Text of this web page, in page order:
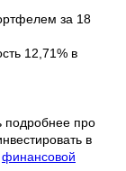
за 18
12,71% в
подробнее про
в
финансовой